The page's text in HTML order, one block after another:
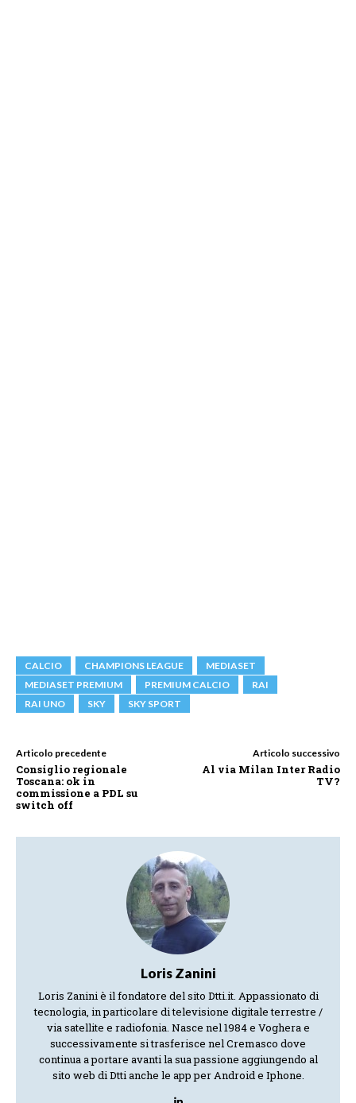
CALCIO CHAMPIONS LEAGUE
MEDIASET
MEDIASET PREMIUM
PREMIUM CALCIO
RAI
RAI UNO
SKY SKY SPORT
Articolo precedente
Consiglio regionale
Toscana: ok in
commissione a PDL su
switch off
Articolo successivo
Al via Milan Inter Radio
TV?
Loris Zanini
Loris Zanini è il fondatore del sito Dtti.it. Appassionato di
tecnologia, in particolare di televisione digitale terrestre /
via satellite e radiofonia. Nasce nel 1984 e Voghera e
successivamente si trasferisce nel Cremasco dove
continua a portare avanti la sua passione aggiungendo al
sito web di Dtti anche le app per Android e Iphone.